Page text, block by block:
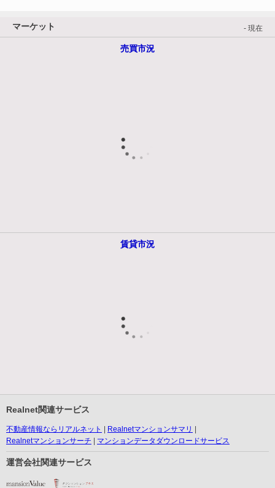
マーケット - 現在
売買市況
賃貸市況
Realnet関連サービス
不動産情報ならリアルネット
Realnetマンションサマリ
Realnetマンションサーチ
マンションデータダウンロードサービス
運営会社関連サービス